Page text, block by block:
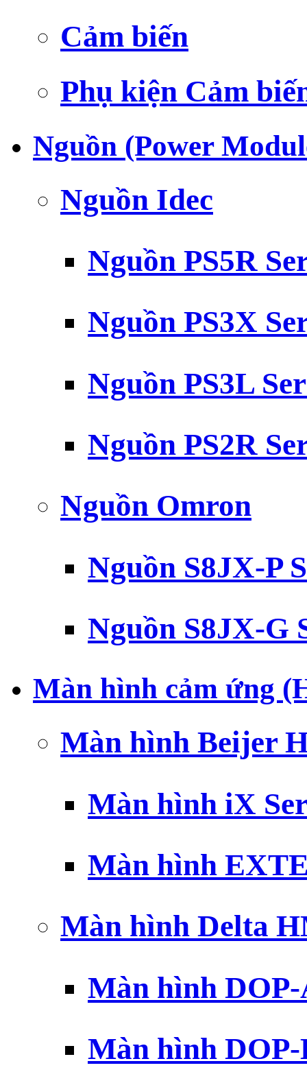
Cảm biến
Phụ kiện Cảm
Nguồn (Power
Nguồn Idec
Nguồn PS5R
Nguồn PS3X
Nguồn PS3L
Nguồn PS2R
Nguồn Omron
Nguồn S8JX-P
Nguồn S8JX-G
Màn hình cảm ứng
Màn hình Beijer
Màn hình iX
Màn hình
Màn hình Delta
Màn hình DOP-
Màn hình DOP-